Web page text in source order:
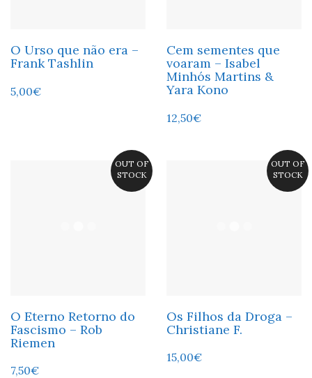
O Urso que não era –
Frank Tashlin
5,00€
Cem sementes que
voaram – Isabel
Minhós Martins &
Yara Kono
12,50€
OUT OF
STOCK
O Eterno Retorno do
Fascismo – Rob
Riemen
7,50€
OUT OF
STOCK
Os Filhos da Droga –
Christiane F.
15,00€